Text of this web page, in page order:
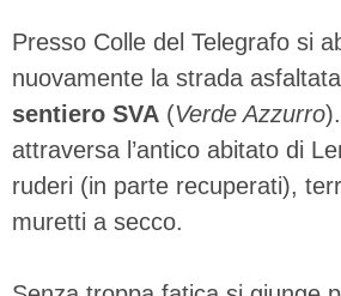
Presso Colle del Telegrafo si
nuovamente la strada
sentiero SVA (Verde Azzurro
attraversa l’antico abitato di
ruderi (in parte recuperati),
muretti a secco.